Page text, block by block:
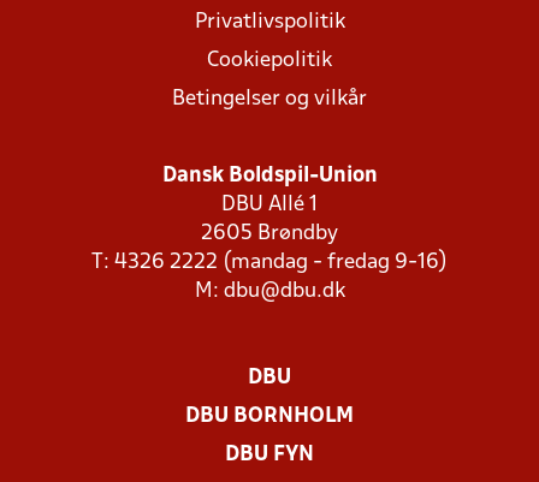
Privatlivspolitik
Cookiepolitik
Betingelser og vilkår
Dansk Boldspil-Union
DBU Allé 1
2605 Brøndby
T: 4326 2222 (mandag - fredag 9-16)
M: dbu@dbu.dk
DBU
DBU BORNHOLM
DBU FYN